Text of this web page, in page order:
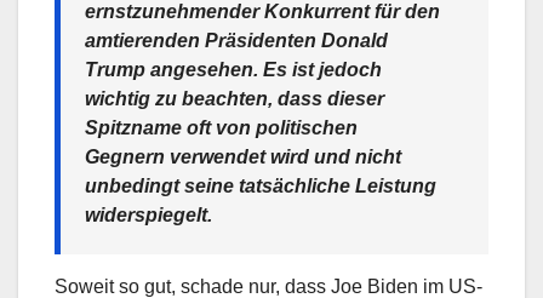
ernstzunehmender Konkurrent für den
amtierenden Präsidenten Donald
Trump angesehen. Es ist jedoch
wichtig zu beachten, dass dieser
Spitzname oft von politischen
Gegnern verwendet wird und nicht
unbedingt seine tatsächliche Leistung
widerspiegelt.
Soweit so gut, schade nur, dass Joe Biden im US-